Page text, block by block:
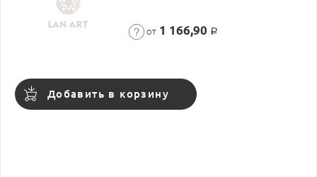
от 1 166,90 Р
Добавить в корзину